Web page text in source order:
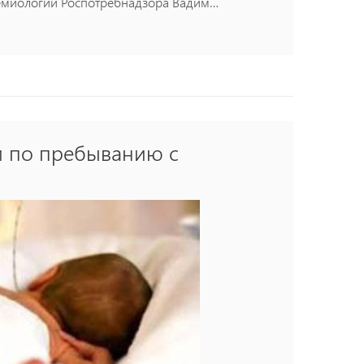
официально внесен миллионный больной
по пребыванию с